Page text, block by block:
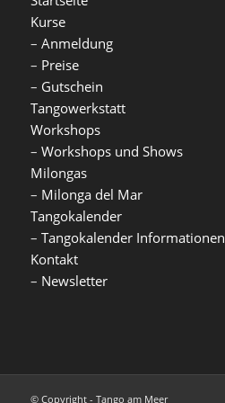
Kurse
– Anmeldung
– Preise
– Gutschein
Tangowerkstatt
Workshops
– Workshops und Shows
Milongas
– Milonga del Mar
Tangokalender
– Tangokalender Informationen
Kontakt
– Newsletter
© Copyright - Tango am Meer